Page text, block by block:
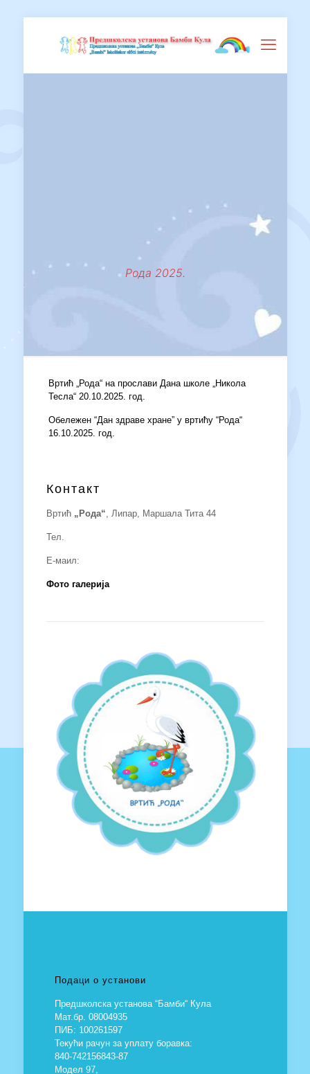
Рода 2025.
Вртић „Рода“ на прослави Дана школе „Никола
Тесла“ 20.10.2025. год.
Обележен “Дан здраве хране” у вртићу “Рода“
16.10.2025. год.
Контакт
Вртић „Рода“, Липар, Маршала Тита 44
Тел.
Е-маил:
Фото галерија
Подаци о установи
Предшколска установа “Бамби“ Кула
Мат.бр. 08004935
ПИБ: 100261597
Текући рачун за уплату боравка:
840-742156843-87
Модел 97,